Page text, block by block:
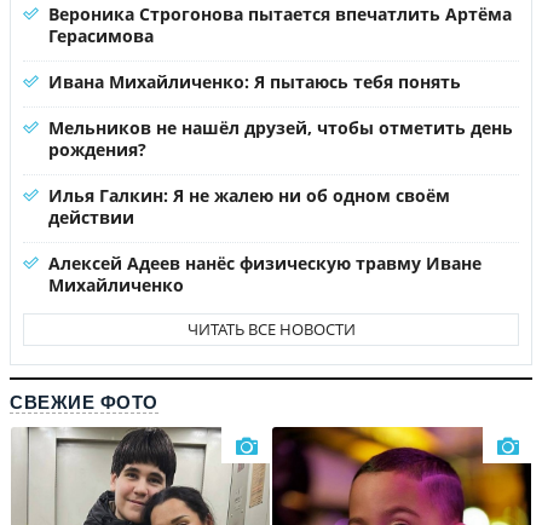
Вероника Строгонова пытается впечатлить Артёма
Герасимова
Ивана Михайличенко: Я пытаюсь тебя понять
Мельников не нашёл друзей, чтобы отметить день
рождения?
Илья Галкин: Я не жалею ни об одном своём
действии
Алексей Адеев нанёс физическую травму Иване
Михайличенко
ЧИТАТЬ ВСЕ НОВОСТИ
СВЕЖИЕ ФОТО